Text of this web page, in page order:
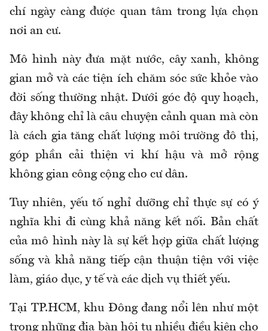
chí ngày càng được quan tâm trong lựa chọn
nơi an cư.
Mô hình này đưa mặt nước, cây xanh, không
gian mở và các tiện ích chăm sóc sức khỏe vào
đời sống thường nhật. Dưới góc độ quy hoạch,
đây không chỉ là câu chuyện cảnh quan mà còn
là cách gia tăng chất lượng môi trường đô thị,
góp phần cải thiện vi khí hậu và mở rộng
không gian công cộng cho cư dân.
Tuy nhiên, yếu tố nghỉ dưỡng chỉ thực sự có ý
nghĩa khi đi cùng khả năng kết nối. Bản chất
của mô hình này là sự kết hợp giữa chất lượng
sống và khả năng tiếp cận thuận tiện với việc
làm, giáo dục, y tế và các dịch vụ thiết yếu.
Tại TP.HCM, khu Đông đang nổi lên như một
trong những địa bàn hội tụ nhiều điều kiện cho